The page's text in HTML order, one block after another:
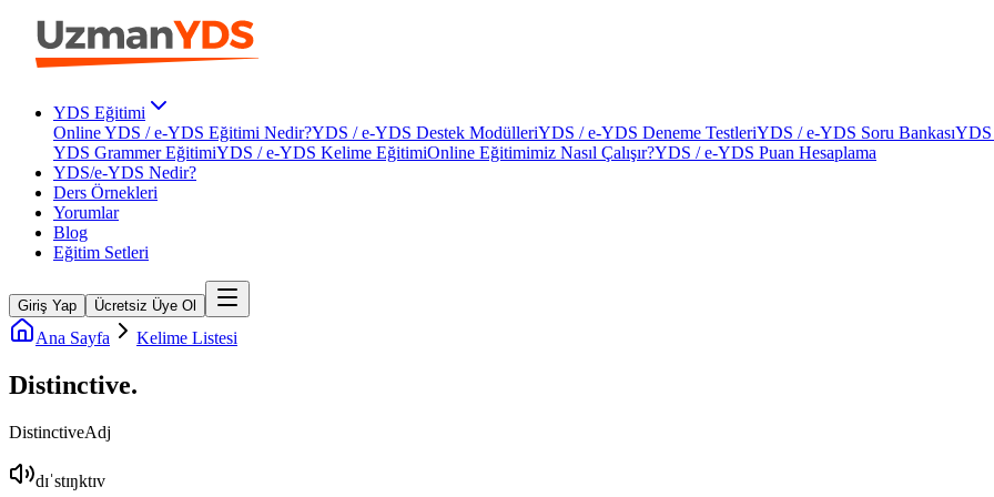
YDS Eğitimi
Online YDS / e-YDS Eğitimi Nedir?YDS / e-YDS Destek ModülleriYDS / e-YDS Deneme TestleriYDS / e-YDS Soru BankasıYDS
YDS Grammer EğitimiYDS / e-YDS Kelime EğitimiOnline Eğitimimiz Nasıl Çalışır?YDS / e-YDS Puan Hesaplama
YDS/e-YDS Nedir?
Ders Örnekleri
Yorumlar
Blog
Eğitim Setleri
Giriş Yap Ücretsiz Üye Ol
Ana Sayfa Kelime Listesi
Distinctive.
DistinctiveAdj
dɪˈstɪŋktɪv